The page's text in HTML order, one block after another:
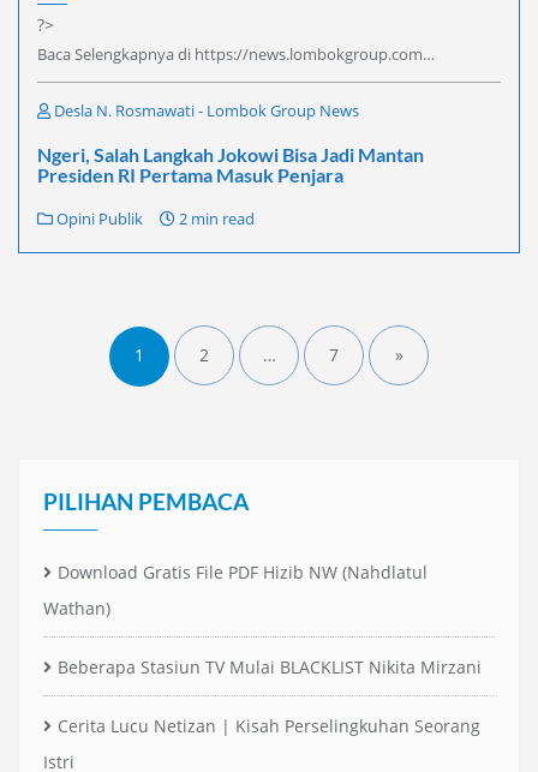
?>
Baca Selengkapnya di https://news.lombokgroup.com…
Desla N. Rosmawati - Lombok Group News
Ngeri, Salah Langkah Jokowi Bisa Jadi Mantan
Presiden RI Pertama Masuk Penjara
Opini Publik 2 min read
pos
1 2 … 7 »
PILIHAN PEMBACA
Download Gratis File PDF Hizib NW (Nahdlatul
Wathan)
Beberapa Stasiun TV Mulai BLACKLIST Nikita Mirzani
Cerita Lucu Netizan | Kisah Perselingkuhan Seorang
Istri